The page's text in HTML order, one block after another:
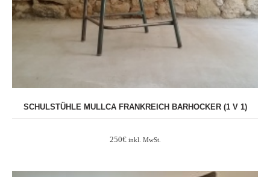
SCHULSTÜHLE MULLCA FRANKREICH BARHOCKER (1 V 1)
250€ inkl. MwSt.